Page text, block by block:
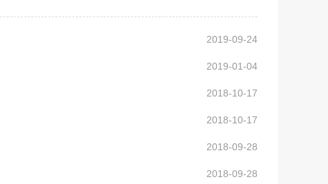
2019-09-24
2019-01-04
2018-10-17
2018-10-17
2018-09-28
2018-09-28